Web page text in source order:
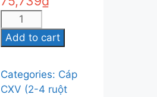
điện
Cadivi
2x10mm2,
0.6/1kV
Add to cart
Categories: Cáp
CXV (2-4 ruột